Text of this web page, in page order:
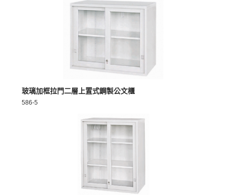
MORE >
玻璃加框拉門二層上置式鋼製公文櫃
586-5